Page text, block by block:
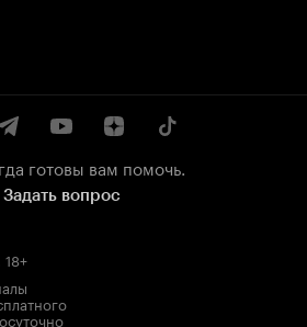
готовы вам помочь.
Задать вопрос
18+